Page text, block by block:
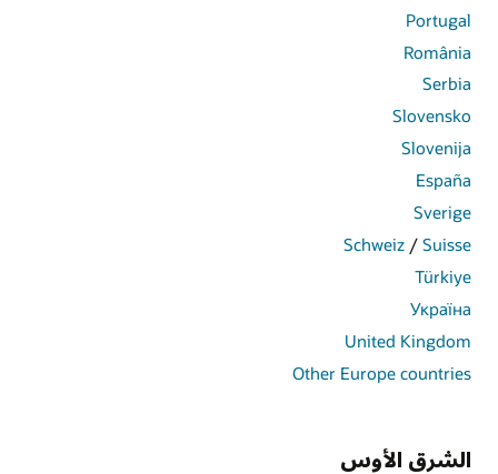
Portugal
România
Serbia
Slovensko
Slovenija
España
Sverige
Suisse
/
Schweiz
Türkiye
Україна
United Kingdom
Other Europe countries
الشرق الأوس